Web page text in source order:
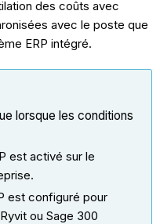
des coûts avec
avec le poste que
ERP intégré.
lorsque les conditions
est activé sur le
est configuré pour
ou Sage 300